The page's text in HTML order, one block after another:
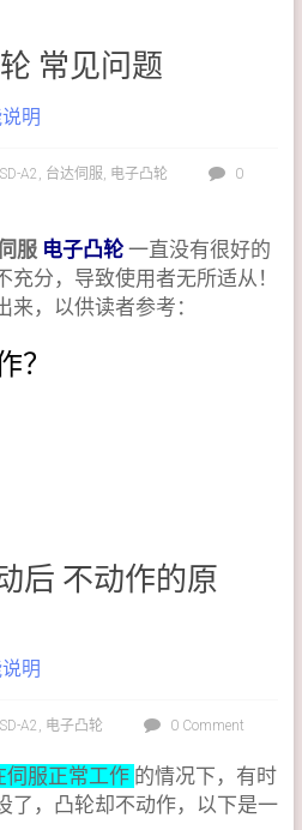
常见问题
明
A2 , 台达伺服, 电子凸轮
0
服 电子凸轮一直没有很好的
分，导致使用者无所适从！
，以供读者参考：
？
后 不动作的原
明
A2 , 电子凸轮 0 Comment
伺服正常工作 的情况下，有时
了，凸轮却不动作，以下是一